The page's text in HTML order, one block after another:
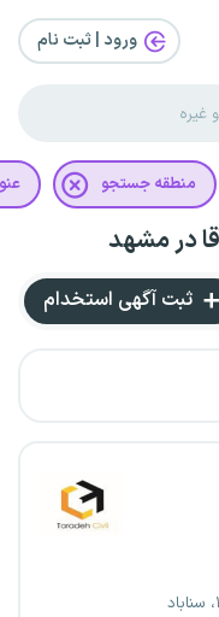
ورود | ثبت‌ نام
منطقه جستجو
در مشهد
ثبت آگهی استخدام